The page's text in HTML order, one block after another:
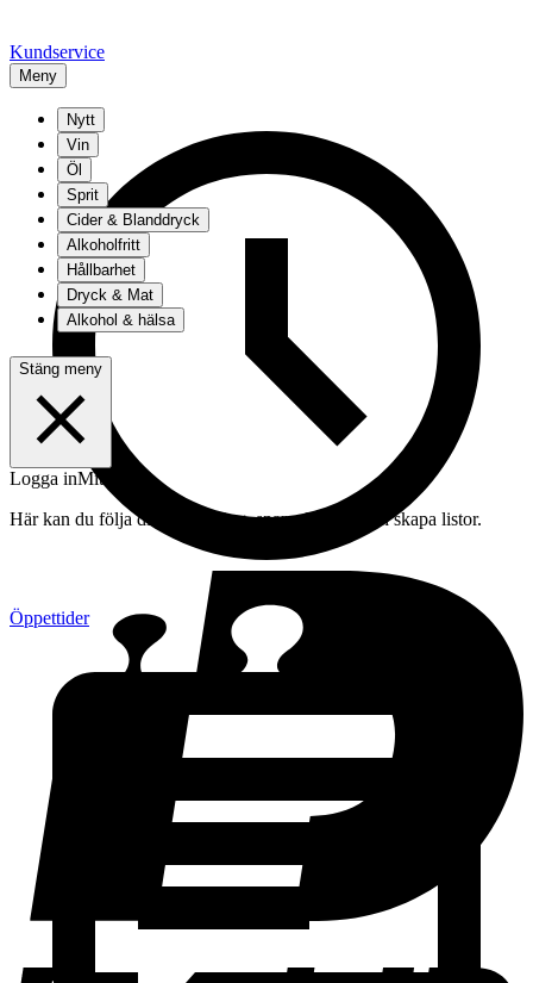
Kundservice
Meny
Öppettider
Nytt
Vin
Öl
Sprit
Cider & Blanddryck
Alkoholfritt
Hållbarhet
Dryck & Mat
Alkohol & hälsa
Stäng meny
Logga inMitt konto
Här kan du följa din beställning, spara drycker och skapa listor.